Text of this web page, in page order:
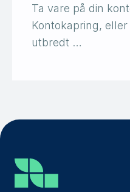
Ta vare på din
Kontokapring,
utbredt …